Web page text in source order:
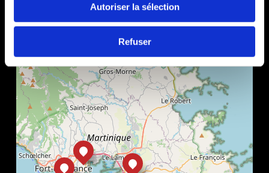
Autoriser la sélection
Refuser